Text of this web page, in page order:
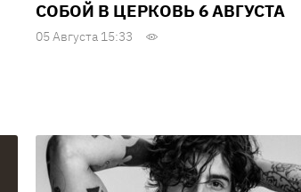
СОБОЙ В ЦЕРКОВЬ 6 АВГУСТА
05 Августа 15:33